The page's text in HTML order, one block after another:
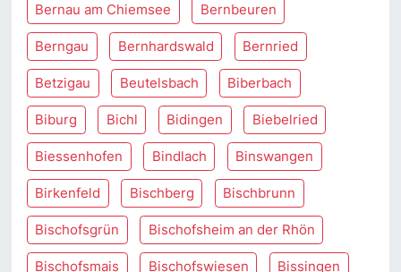
Bernau am Chiemsee Bernbeuren
Berngau Bernhardswald Bernried
Betzigau Beutelsbach Biberbach
Biburg Bichl Bidingen Biebelried
Biessenhofen Bindlach Binswangen
Birkenfeld Bischberg Bischbrunn
Bischofsgrün Bischofsheim an der Rhön
Bischofsmais Bischofswiesen Bissingen